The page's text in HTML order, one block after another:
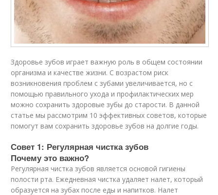
Здоровье зубов играет важную роль в общем состоянии
организма и качестве жизни. С возрастом риск
возникновения проблем с зубами увеличивается, но с
помощью правильного ухода и профилактических мер
можно сохранить здоровые зубы до старости. В данной
статье мы рассмотрим 10 эффективных советов, которые
помогут вам сохранить здоровье зубов на долгие годы.
Совет 1: Регулярная чистка зубов
Почему это важно?
Регулярная чистка зубов является основой гигиены
полости рта. Ежедневная чистка удаляет налет, который
образуется на зубах после еды и напитков. Налет